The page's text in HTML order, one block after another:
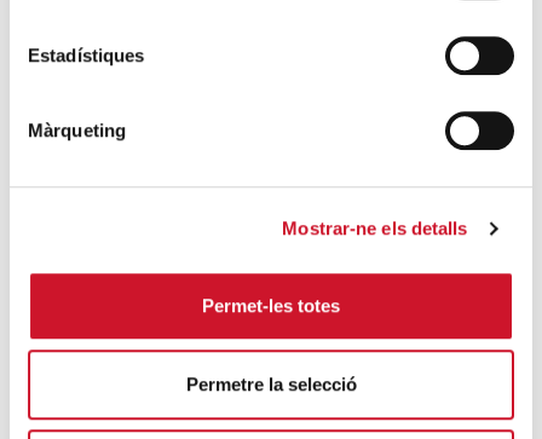
Estadístiques
Màrqueting
Mostrar-ne els detalls
Permet-les totes
Permetre la selecció
participar l’any passat en un programa
d’ocupació de Càritas van aconseguir feina
SEGUEIX LLEGINT
La cara oculta de la Reforma Laboral